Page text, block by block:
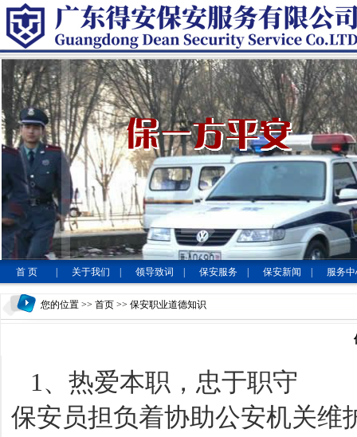
首 页 关于我们 领导致词 保安服务 保安新闻 服务
您的位置 >> 首页 >> 保安职业道德知识
1、热爱本职，忠于职守
保安员担负着协助公安机关维